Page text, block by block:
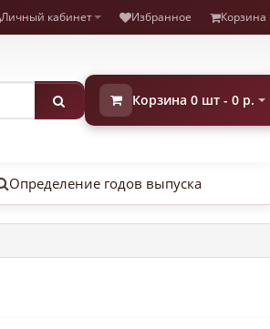
Личный кабинет Избранное Корзина
Корзина 0 шт - 0 р.
Определение годов выпуска